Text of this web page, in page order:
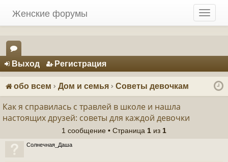
T
o
l
n
v
Женские форумы
Регистрация
ор
ум
Выход Регистрация
обо всем Дом и семья Советы девочкам
Как я справилась с травлей в школе и нашла
настоящих друзей: советы для каждой девочки
1 сообщение • Страница 1 из 1
Солнечная_Даша